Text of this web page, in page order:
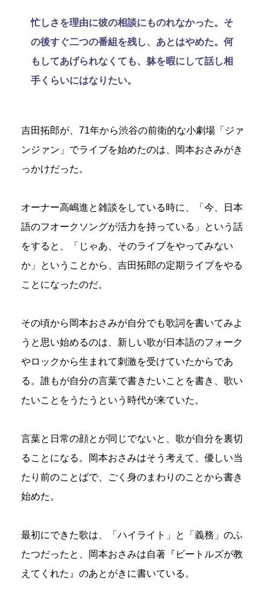
忙しさを理由に彼の相談にものれなかった。そ
の後すぐ二つの番組を残し、あとはやめた。何
もしてあげられなくても、躰を暇にして話し相
手くらいにはなりたい。
吉田拓郎が、71年から渋谷の前衛的な小劇場「ジァ
ンジァン」でライブを始めたのは、岡本おさみがき
っかけだった。
オーナー高嶋進と雑談をしている時に、「今、日本
語のフオークソングが活力を持っている」という話
をすると、「じゃあ、そのライブをやってみない
か」ということから、吉田拓郎の定期ライブをやる
ことになったのだ。
その頃から岡本おさみが自分でも歌詞を書いてみよ
うと思い始めるのは、新しい歌が日本語のフォーク
やロックから生まれて刺激を受けていたからであ
る。誰もが自分の言葉で書きたいことを書き、歌い
たいことをうたうという時代が来ていた。
言葉と日常の顔とが同じでないと、歌が自分を裏切
ることになる。岡本おさみはそう考えて、優しい当
たり前のことばで、ごく身のまわりのことから書き
始めた。
最初にできた歌は、「ハイライト」と「義務」のふ
たつだったと、岡本おさみは自著『ビートルズが教
えてくれた』のあとがきに書いている。